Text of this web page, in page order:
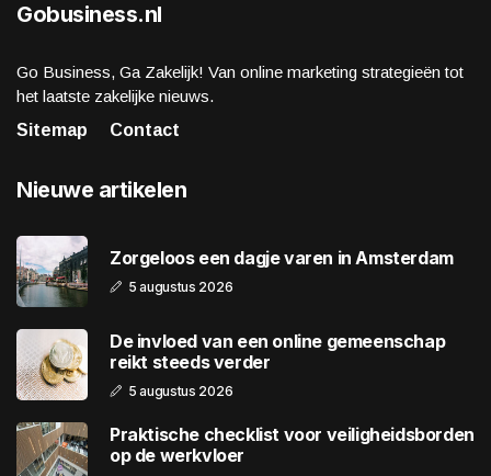
Gobusiness.nl
Go Business, Ga Zakelijk! Van online marketing strategieën tot
het laatste zakelijke nieuws.
Sitemap
Contact
Nieuwe artikelen
Zorgeloos een dagje varen in Amsterdam
5 augustus 2026
De invloed van een online gemeenschap
reikt steeds verder
5 augustus 2026
Praktische checklist voor veiligheidsborden
op de werkvloer